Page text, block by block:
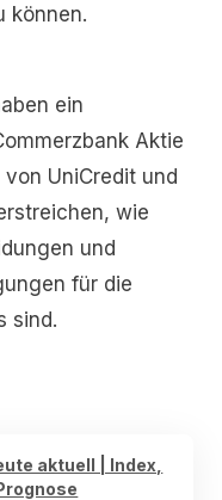
können.
ein
Aktie
UniCredit und
wie
und
für die
sind.
aktuell | Index,